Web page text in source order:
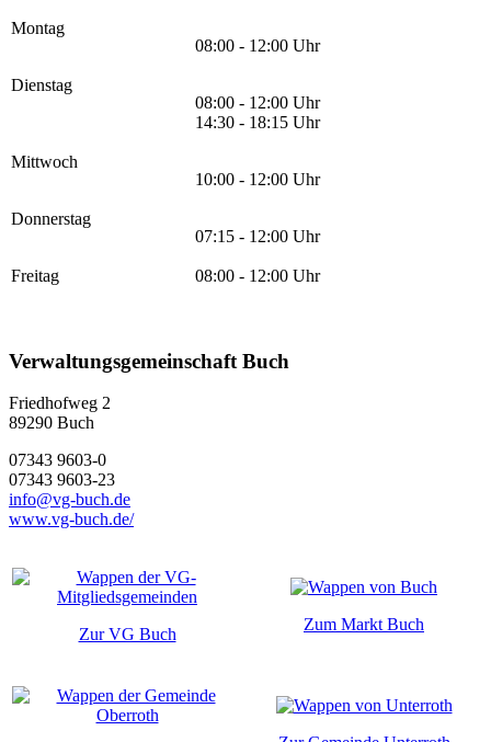
Montag
08:00 - 12:00 Uhr
Dienstag
08:00 - 12:00 Uhr
14:30 - 18:15 Uhr
Mittwoch
10:00 - 12:00 Uhr
Donnerstag
07:15 - 12:00 Uhr
Freitag 08:00 - 12:00 Uhr
Verwaltungsgemeinschaft Buch
Friedhofweg 2
89290 Buch
07343 9603-0
07343 9603-23
info@vg-buch.de
www.vg-buch.de/
Zur VG Buch
Zum Markt Buch